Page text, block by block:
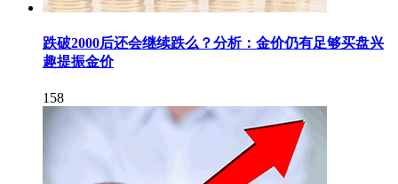
跌破2000后还会继续跌么？分析：金价仍有足够买盘兴
趣提振金价
158